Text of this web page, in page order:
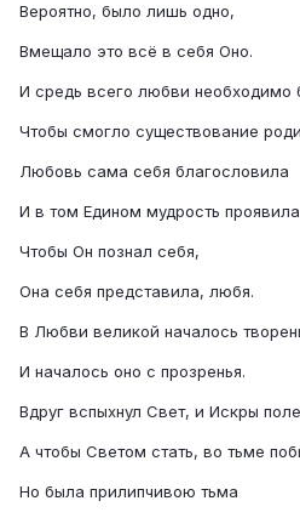
Вероятно, было лишь одно,
Вмещало это всё в себя Оно.
И средь всего любви необходимо
Чтобы смогло существование
Любовь сама себя благословила
И в том Едином мудрость
Чтобы Он познал себя,
Она себя представила, любя.
В Любви великой началось
И началось оно с прозренья.
Вдруг вспыхнул Свет, и Искры
А чтобы Светом стать, во тьме
Но была прилипчивою тьма